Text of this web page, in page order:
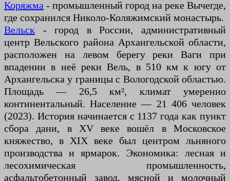
Коряжма - промышленный город на реке Вычегде,
где сохранился Николо-Коляжимский монастырь.
Вельск - город в России, административный
центр Вельского района Архангельской области,
расположен на левом берегу реки Ваги при
впадении в неё реки Вель, в 510 км к югу от
Архангельска у границы с Вологодской областью.
Площадь — 26,5 км², климат умеренно
континентальный. Население — 21 406 человек
(2023). История начинается с 1137 года как пункт
сбора дани, в XV веке вошёл в Московское
княжество, в XIX веке был центром льняного
производства и ярмарок. Экономика: лесная и
лесохимическая промышленность,
асфальтобетонный завод, мясной и молочный